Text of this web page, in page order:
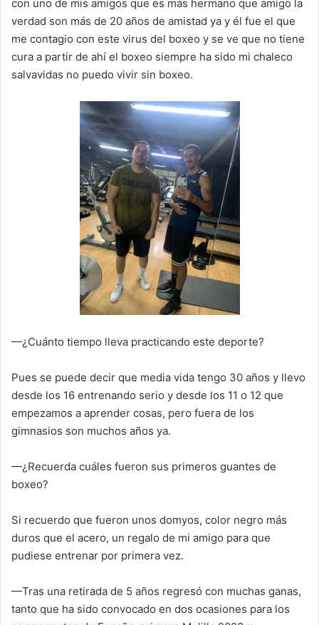
con uno de mis amigos que es más hermano que amigo la
verdad son más de 20 años de amistad ya y él fue el que
me contagio con este virus del boxeo y se ve que no tiene
cura a partir de ahí el boxeo siempre ha sido mi chaleco
salvavidas no puedo vivir sin boxeo.
—¿Cuánto tiempo lleva practicando este deporte?
Pues se puede decir que media vida tengo 30 años y llevo
desde los 16 entrenando serio y desde los 11 o 12 que
empezamos a aprender cosas, pero fuera de los
gimnasios son muchos años ya.
—¿Recuerda cuáles fueron sus primeros guantes de
boxeo?
Si recuerdo que fueron unos domyos, color negro más
duros que el acero, un regalo de mi amigo para que
pudiese entrenar por primera vez.
—Tras una retirada de 5 años regresó con muchas ganas,
tanto que ha sido convocado en dos ocasiones para los